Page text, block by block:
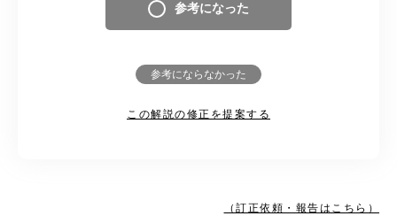
参考になった
参考にならなかった
この解説の修正を提案する
（訂正依頼・報告はこちら）